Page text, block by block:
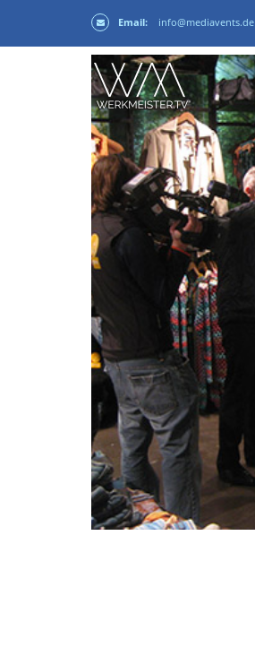
Email: info@mediavents.de